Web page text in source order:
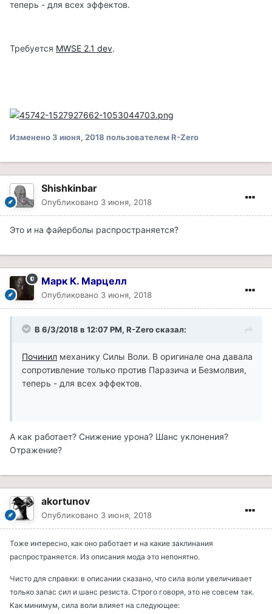
теперь - для всех эффектов.
Требуется MWSE 2.1 dev.
Изменено3 июня, 2018 пользователем R-Zero
Shishkinbar
Опубликовано 3 июня, 2018
Это и на файерболы распространяется?
Марк К. Марцелл
Опубликовано 3 июня, 2018
В 6/3/2018 в 12:07 PM, R-Zero сказал:
Починил механику Силы Воли. В оригинале она давала
сопротивление только против Паразича и Безмолвия,
теперь - для всех эффектов.
А как работает? Снижение урона? Шанс уклонения?
Отражение?
akortunov
Опубликовано 3 июня, 2018
Тоже интересно, как оно работает и на какие заклинания
распространяется. Из описания мода это непонятно.
Чисто для справки: в описании сказано, что сила воли увеличивает
только запас сил и шанс резиста. Строго говоря, это не совсем так.
Как минимум, сила воли влияет на следующее: